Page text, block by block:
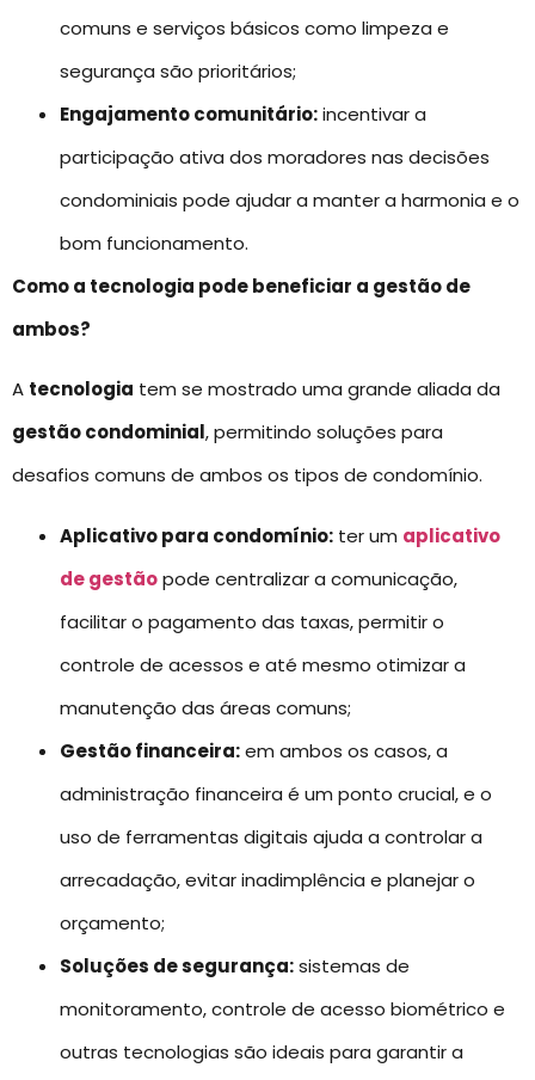
comuns e serviços básicos como limpeza e
segurança são prioritários;
Engajamento comunitário:incentivar a
participação ativa dos moradores nas decisões
condominiais pode ajudar a manter a harmonia e o
bom funcionamento.
Como a tecnologia pode beneficiar a gestão de
ambos?
A tecnologia tem se mostrado uma grande aliada da
gestão condominial, permitindo soluções para
desafios comuns de ambos os tipos de condomínio.
Aplicativo para condomínio: ter um aplicativo
de gestãopode centralizar a comunicação,
facilitar o pagamento das taxas, permitir o
controle de acessos e até mesmo otimizar a
manutenção das áreas comuns;
Gestão financeira:em ambos os casos, a
administração financeira é um ponto crucial, e o
uso de ferramentas digitais ajuda a controlar a
arrecadação, evitar inadimplência e planejar o
orçamento;
Soluções de segurança:sistemas de
monitoramento, controle de acesso biométrico e
outras tecnologias são ideais para garantir a